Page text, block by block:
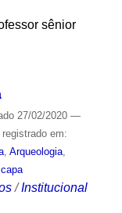
sênior
27/02/2020 —
em:
, Arqueologia,
capa
/Institucional